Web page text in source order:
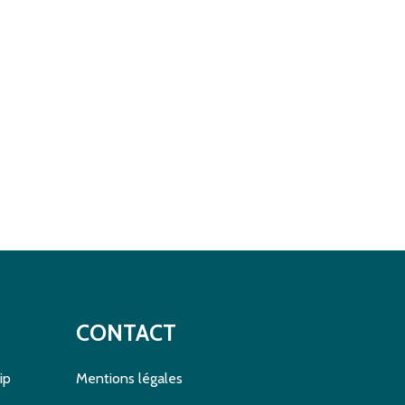
CONTACT
Mentions légales